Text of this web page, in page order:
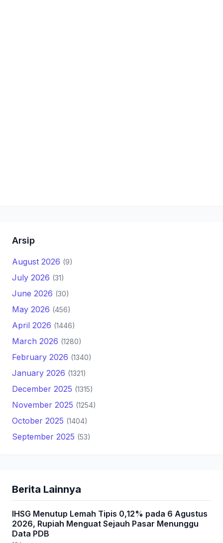
Arsip
August 2026 (9)
July 2026 (31)
June 2026 (30)
May 2026 (456)
April 2026 (1446)
March 2026 (1280)
February 2026 (1340)
January 2026 (1321)
December 2025 (1315)
November 2025 (1254)
October 2025 (1404)
September 2025 (53)
Berita Lainnya
IHSG Menutup Lemah Tipis 0,12% pada 6 Agustus
2026, Rupiah Menguat Sejauh Pasar Menunggu
Data PDB